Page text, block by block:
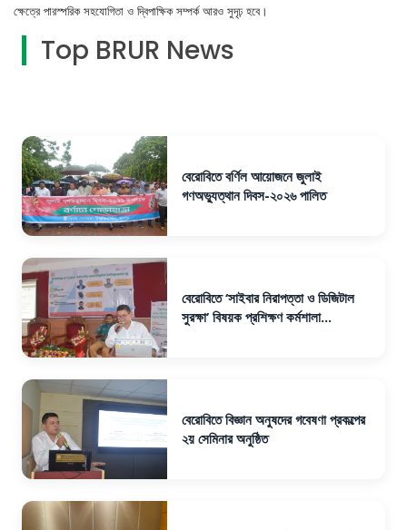
ক্ষেত্রে পারস্পরিক সহযোগিতা ও দ্বিপাক্ষিক সম্পর্ক আরও সুদৃঢ় হবে।
Top BRUR News
বেরোবিতে বর্ণিল আয়োজনে জুলাই
গণঅভ্যুত্থান দিবস-২০২৬ পালিত
বেরোবিতে ‘সাইবার নিরাপত্তা ও ডিজিটাল
সুরক্ষা’ বিষয়ক প্রশিক্ষণ কর্মশালা...
বেরোবিতে বিজ্ঞান অনুষদের গবেষণা প্রকল্পের
২য় সেমিনার অনুষ্ঠিত